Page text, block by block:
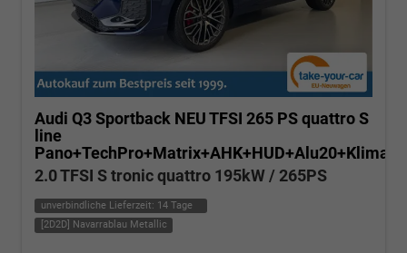
Audi Q3 Sportback NEU TFSI 265 PS quattro S
line
2.0 TFSI S tronic quattro 195kW / 265PS
unverbindliche Lieferzeit: 14 Tage
[2D2D] Navarrablau Metallic